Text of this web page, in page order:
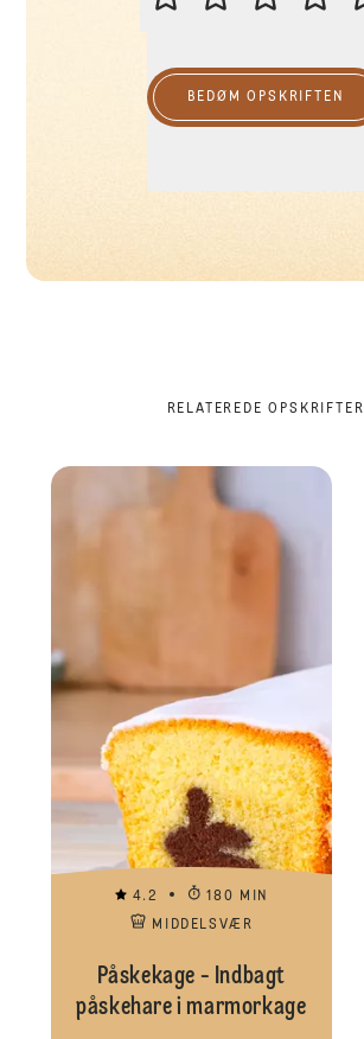
BEDØM OPSKRIFTEN
RELATEREDE OPSKRIFTER
4.2
180 MIN
MIDDELSVÆR
Påskekage - Indbagt
påskehare i marmorkage